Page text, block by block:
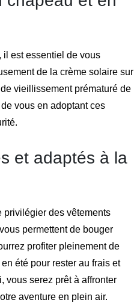
il est essentiel de vous
de la crème solaire sur
vieillissement prématuré de
vous en adoptant ces
et adaptés à la
privilégier des vêtements
permettent de bouger
profiter pleinement de
été pour rester au frais et
vous serez prêt à affronter
aventure en plein air.